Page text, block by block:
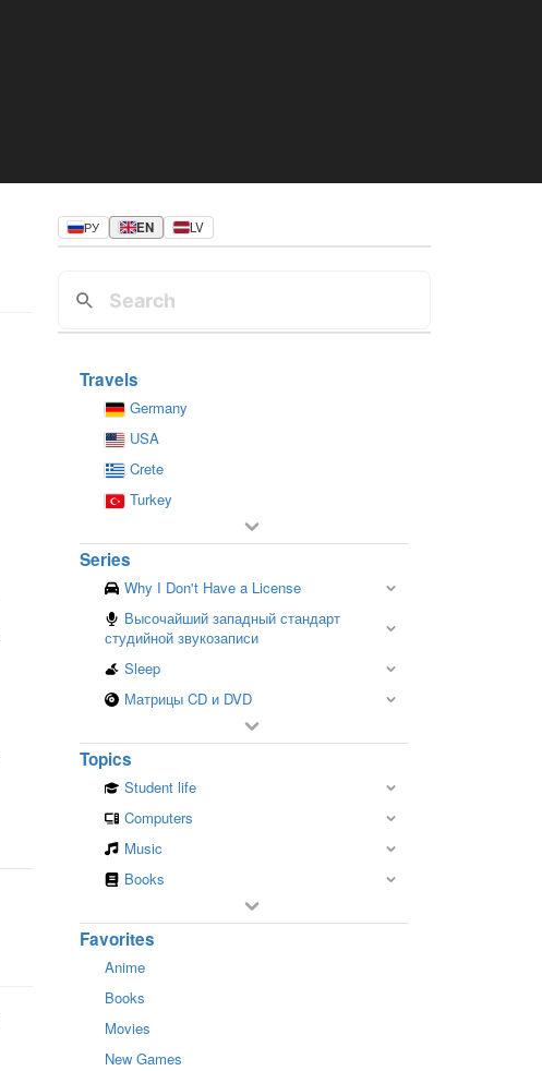
РУ EN LV
Travels
Germany
USA
Crete
Turkey
Series
Why I Don't Have a License
Высочайший западный стандарт
студийной звукозаписи
Sleep
Матрицы CD и DVD
Topics
Student life
Computers
Music
Books
Favorites
Anime
Books
Movies
New Games